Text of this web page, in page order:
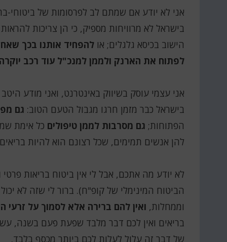
אני לא יודע אם שמתם לב לפרסומות של ביטוחי-
בישראל לא מרוויחות מספיק, כי הן צריכות
הישוב בכיסא גלגלים; אולהפחיד אותנו בכך
לפתוח את הארנק ולממן למנכ"ל עוד רכב יוקרה
אני עצמי עוסק בשיווק באינטרנט, ואני מודע
בישראל כבר מזמן חרגו מגבול הטעם הטוב: גם
הפתוחות; גם מסרבות לממן טיפולים כל אימת
להן אנשים תמימים, שכל רצונם הוא להיות
לא יודע מה אתכם, אבל לי אין ביטוח בריאות
הביטוח המינימלי של קופ"ח). ברור לי שזה לא
וממחלות, ואין להם ברירה אלא לסמוך על זרעי
בריאים ואין לכם דבר מלבד שפעת פעם בשנה,
של דבר זה עלול לעלות לכם ביותר מכסף בלבד.